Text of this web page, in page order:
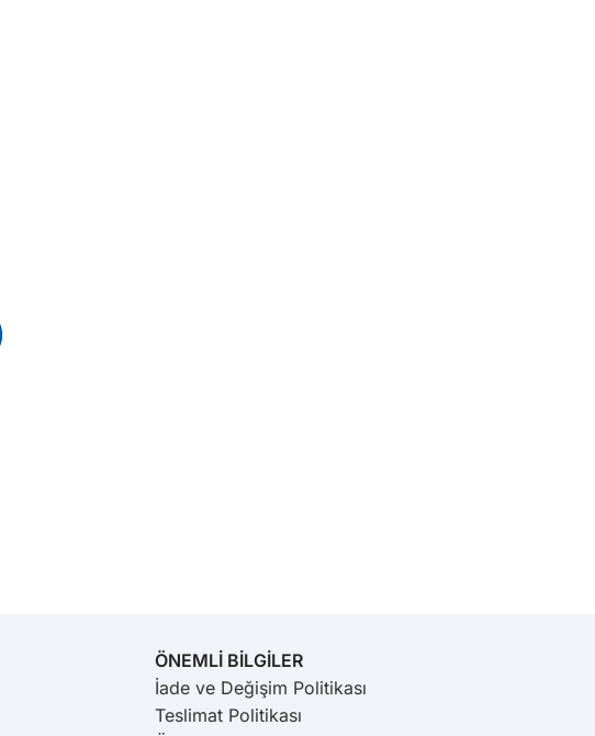
ÖNEMLİ BİLGİLER
İade ve Değişim Politikası
Teslimat Politikası